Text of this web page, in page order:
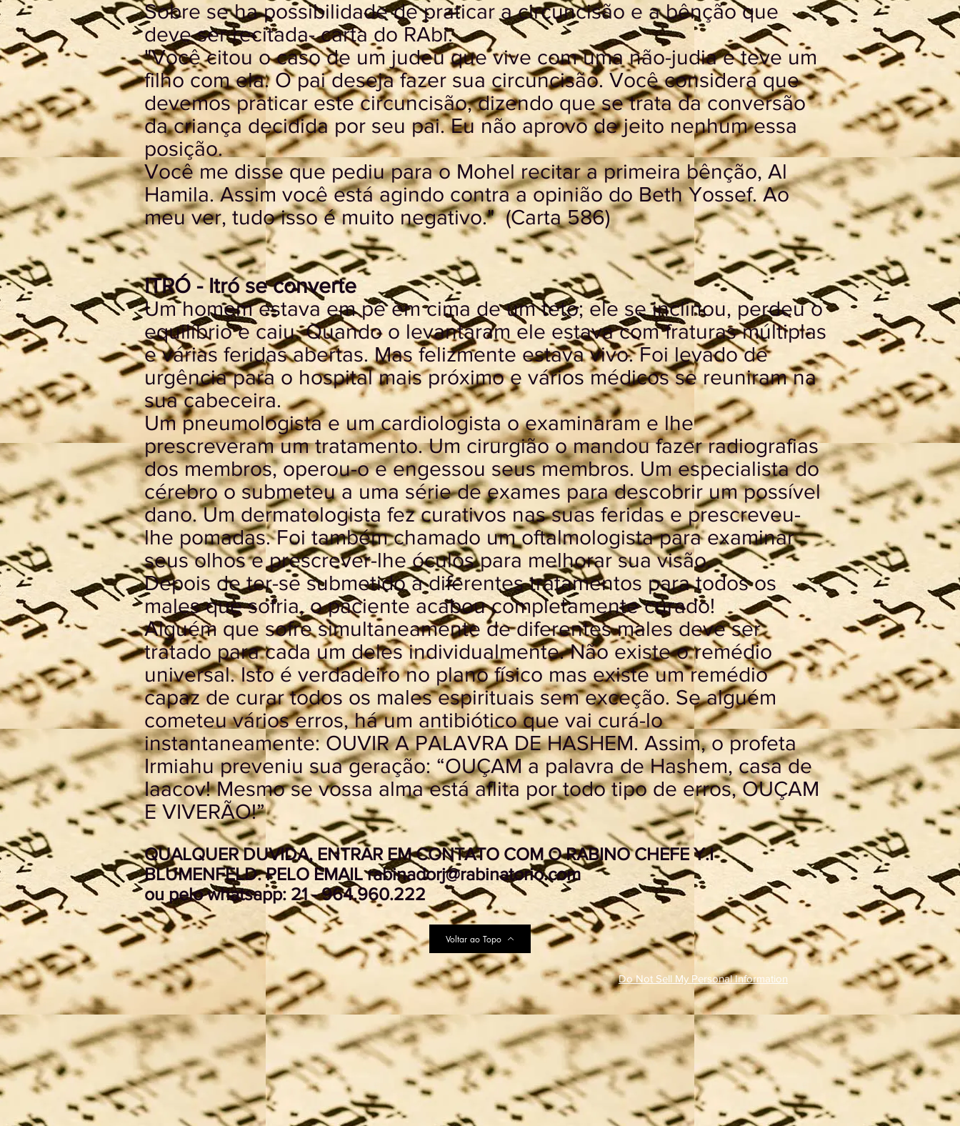
Sobre se ha possibilidade de praticar a circuncisão e a bênção que
deve ser recitada- carta do RAbi.
"Você citou o caso de um judeu que vive com uma não-judia e teve um
filho com ela. O pai deseja fazer sua circuncisão. Você considera que
devemos praticar este circuncisão, dizendo que se trata da conversão
da criança decidida por seu pai. Eu não aprovo de jeito nenhum essa
posição.
Você me disse que pediu para o Mohel recitar a primeira bênção, Al
Hamila. Assim você está agindo contra a opinião do Beth Yossef. Ao
meu ver, tudo isso é muito negativo." (Carta 586)
ITRÓ - Itró se converte
Um homem estava em pé em cima de um teto; ele se inclinou, perdeu o
equilíbrio e caiu. Quando o levantaram ele estava com fraturas múltiplas
e várias feridas abertas. Mas felizmente estava vivo. Foi levado de
urgência para o hospital mais próximo e vários médicos se reuniram na
sua cabeceira.
Um pneumologista e um cardiologista o examinaram e lhe
prescreveram um tratamento. Um cirurgião o mandou fazer radiografias
dos membros, operou-o e engessou seus membros. Um especialista do
cérebro o submeteu a uma série de exames para descobrir um possível
dano. Um dermatologista fez curativos nas suas feridas e prescreveu-
lhe pomadas. Foi também chamado um oftalmologista para examinar
seus olhos e prescrever-lhe óculos para melhorar sua visão.
Depois de ter-se submetido a diferentes tratamentos para todos os
males que sofria, o paciente acabou completamente curado!
Alguém que sofre simultaneamente de diferentes males deve ser
tratado para cada um deles individualmente. Não existe o remédio
universal. Isto é verdadeiro no plano físico mas existe um remédio
capaz de curar todos os males espirituais sem exceção. Se alguém
cometeu vários erros, há um antibiótico que vai curá-lo
instantaneamente: OUVIR A PALAVRA DE HASHEM. Assim, o profeta
Irmiahu preveniu sua geração: “OUÇAM a palavra de Hashem, casa de
Iaacov! Mesmo se vossa alma está aflita por todo tipo de erros, OUÇAM
E VIVERÃO!”
QUALQUER DUVIDA, ENTRAR EM CONTATO COM O RABINO CHEFE Y.I
BLUMENFELD. PELO EMAILrabinadorj@rabinatorio.com
ou pelo whatsapp: 21 - 964.960.222
Voltar ao Topo
Do Not Sell My Personal Information